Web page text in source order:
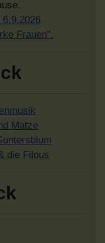
Frauen".
Matze
die Filous